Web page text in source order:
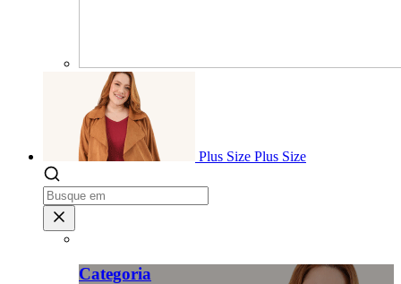
Plus Size Plus Size
Categoria